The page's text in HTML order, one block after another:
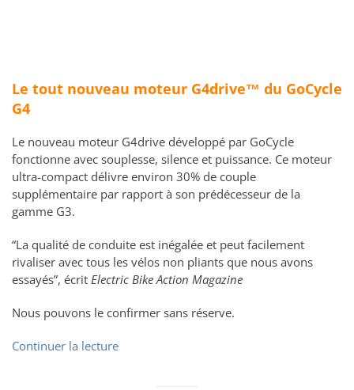
Le tout nouveau moteur G4drive™ du GoCycle
G4
Le nouveau moteur G4drive développé par GoCycle
fonctionne avec souplesse, silence et puissance. Ce moteur
ultra-compact délivre environ 30% de couple
supplémentaire par rapport à son prédécesseur de la
gamme G3.
“La qualité de conduite est inégalée et peut facilement
rivaliser avec tous les vélos non pliants que nous avons
essayés”, écrit Electric Bike Action Magazine
Nous pouvons le confirmer sans réserve.
Continuer la lecture